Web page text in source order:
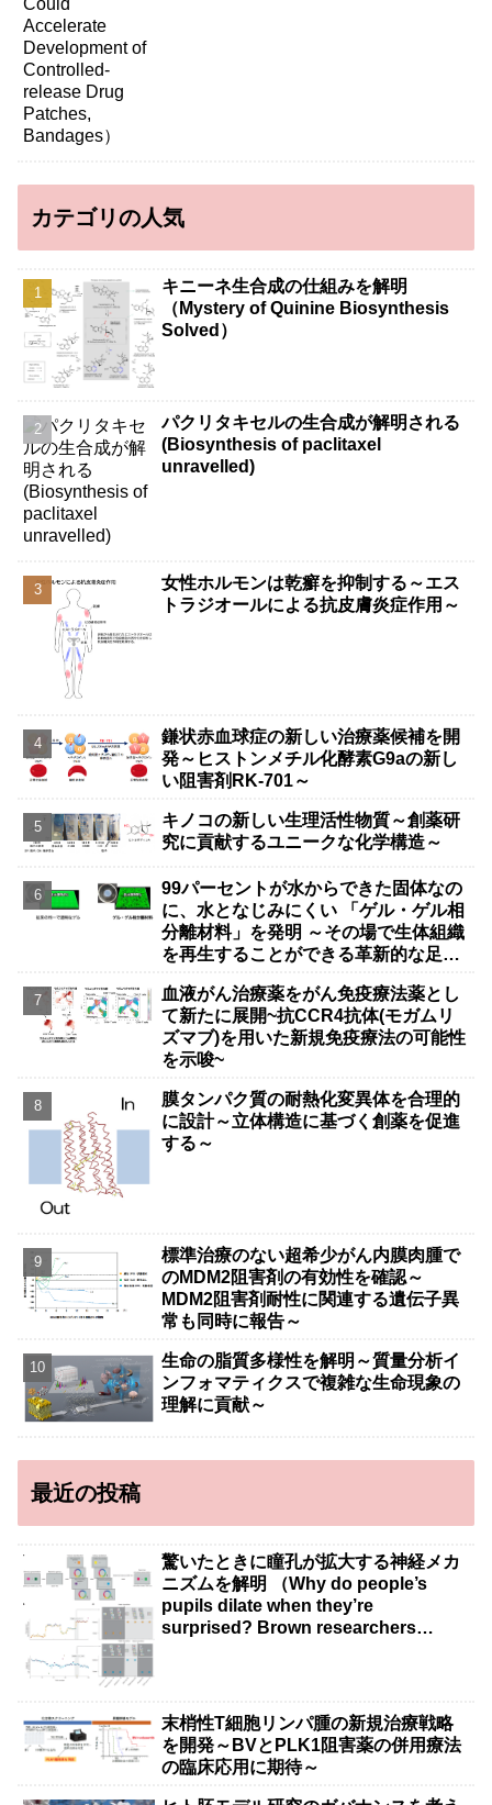
カテゴリの人気
キニーネ生合成の仕組みを解明
（Mystery of Quinine Biosynthesis
Solved）
パクリタキセルの生合成が解明される
(Biosynthesis of paclitaxel
unravelled)
女性ホルモンは乾癬を抑制する～エス
トラジオールによる抗皮膚炎症作用～
鎌状赤血球症の新しい治療薬候補を開
発～ヒストンメチル化酵素G9aの新し
い阻害剤RK-701～
キノコの新しい生理活性物質～創薬研
究に貢献するユニークな化学構造～
99パーセントが水からできた固体なの
に、水となじみにくい 「ゲル・ゲル相
分離材料」を発明 ～その場で生体組織
を再生することができる革新的な足場
血液がん治療薬をがん免疫療法薬とし
て新たに展開~抗CCR4抗体(モガムリ
ズマブ)を用いた新規免疫療法の可能性
を示唆~
膜タンパク質の耐熱化変異体を合理的
に設計～立体構造に基づく創薬を促進
する～
標準治療のない超希少がん内膜肉腫で
のMDM2阻害剤の有効性を確認～
MDM2阻害剤耐性に関連する遺伝子異
常も同時に報告～
生命の脂質多様性を解明～質量分析イ
ンフォマティクスで複雑な生命現象の
理解に貢献～
最近の投稿
驚いたときに瞳孔が拡大する神経メカ
ニズムを解明 （Why do people’s
pupils dilate when they’re
surprised? Brown researchers
末梢性T細胞リンパ腫の新規治療戦略
を開発～BVとPLK1阻害薬の併用療法
の臨床応用に期待～